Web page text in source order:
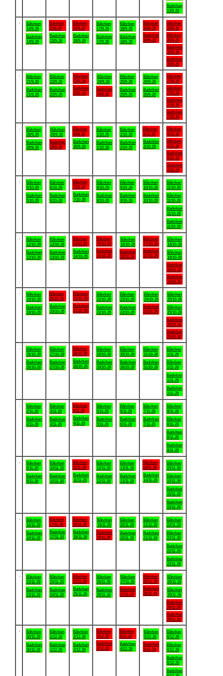
Badviken
13/9-26
Båtviken
14/9-26
Badviken
14/9-26
Båtviken
15/9-26
Badviken
15/9-26
Båtviken
16/9-26
Badviken
16/9-26
Båtviken
17/9-26
Badviken
17/9-26
Båtviken
18/9-26
Badviken
18/9-26
Båtviken
19/9-26
Badviken
19/9-26
Båtviken
20/9-26
Båtviken
20/9-26
Badviken
20/9-26
Badviken
20/9-26
Båtviken
21/9-26
Badviken
21/9-26
Båtviken
22/9-26
Badviken
22/9-26
Båtviken
23/9-26
Badviken
23/9-26
Båtviken
24/9-26
Badviken
24/9-26
Båtviken
25/9-26
Badviken
25/9-26
Båtviken
26/9-26
Badviken
26/9-26
Båtviken
27/9-26
Båtviken
27/9-26
Badviken
27/9-26
Badviken
27/9-26
Båtviken
28/9-26
Badviken
28/9-26
Båtviken
29/9-26
Badviken
29/9-26
Båtviken
30/9-26
Badviken
30/9-26
Båtviken
1/10-26
Badviken
1/10-26
Båtviken
2/10-26
Badviken
2/10-26
Båtviken
3/10-26
Badviken
3/10-26
Båtviken
4/10-26
Båtviken
4/10-26
Badviken
4/10-26
Badviken
4/10-26
Båtviken
5/10-26
Badviken
5/10-26
Båtviken
6/10-26
Badviken
6/10-26
Båtviken
7/10-26
Badviken
7/10-26
Båtviken
8/10-26
Badviken
8/10-26
Båtviken
9/10-26
Badviken
9/10-26
Båtviken
10/10-26
Badviken
10/10-26
Båtviken
11/10-26
Båtviken
11/10-26
Badviken
11/10-26
Badviken
11/10-26
Båtviken
12/10-26
Badviken
12/10-26
Båtviken
13/10-26
Badviken
13/10-26
Båtviken
14/10-26
Badviken
14/10-26
Båtviken
15/10-26
Badviken
15/10-26
Båtviken
16/10-26
Badviken
16/10-26
Båtviken
17/10-26
Badviken
17/10-26
Båtviken
18/10-26
Båtviken
18/10-26
Badviken
18/10-26
Badviken
18/10-26
Båtviken
19/10-26
Badviken
19/10-26
Båtviken
20/10-26
Badviken
20/10-26
Båtviken
21/10-26
Badviken
21/10-26
Båtviken
22/10-26
Badviken
22/10-26
Båtviken
23/10-26
Badviken
23/10-26
Båtviken
24/10-26
Badviken
24/10-26
Båtviken
25/10-26
Båtviken
25/10-26
Badviken
25/10-26
Badviken
25/10-26
Båtviken
26/10-26
Badviken
26/10-26
Båtviken
27/10-26
Badviken
27/10-26
Båtviken
28/10-26
Badviken
28/10-26
Båtviken
29/10-26
Badviken
29/10-26
Båtviken
30/10-26
Badviken
30/10-26
Båtviken
31/10-26
Badviken
31/10-26
Båtviken
1/11-26
Båtviken
1/11-26
Badviken
1/11-26
Badviken
1/11-26
Båtviken
2/11-26
Badviken
2/11-26
Båtviken
3/11-26
Badviken
3/11-26
Båtviken
4/11-26
Badviken
4/11-26
Båtviken
5/11-26
Badviken
5/11-26
Båtviken
6/11-26
Badviken
6/11-26
Båtviken
7/11-26
Badviken
7/11-26
Båtviken
8/11-26
Båtviken
8/11-26
Badviken
8/11-26
Badviken
8/11-26
Båtviken
9/11-26
Badviken
9/11-26
Båtviken
10/11-26
Badviken
10/11-26
Båtviken
11/11-26
Badviken
11/11-26
Båtviken
12/11-26
Badviken
12/11-26
Båtviken
13/11-26
Badviken
13/11-26
Båtviken
14/11-26
Badviken
14/11-26
Båtviken
15/11-26
Båtviken
15/11-26
Badviken
15/11-26
Badviken
15/11-26
Båtviken
16/11-26
Badviken
16/11-26
Båtviken
17/11-26
Badviken
17/11-26
Båtviken
18/11-26
Badviken
18/11-26
Båtviken
19/11-26
Badviken
19/11-26
Båtviken
20/11-26
Badviken
20/11-26
Båtviken
21/11-26
Badviken
21/11-26
Båtviken
22/11-26
Båtviken
22/11-26
Badviken
22/11-26
Badviken
22/11-26
Båtviken
23/11-26
Badviken
23/11-26
Båtviken
24/11-26
Badviken
24/11-26
Båtviken
25/11-26
Badviken
25/11-26
Båtviken
26/11-26
Badviken
26/11-26
Båtviken
27/11-26
Badviken
27/11-26
Båtviken
28/11-26
Badviken
28/11-26
Båtviken
29/11-26
Båtviken
29/11-26
Badviken
29/11-26
Badviken
29/11-26
Båtviken
30/11-26
Badviken
30/11-26
Båtviken
1/12-26
Badviken
1/12-26
Båtviken
2/12-26
Badviken
2/12-26
Båtviken
3/12-26
Badviken
3/12-26
Båtviken
4/12-26
Badviken
4/12-26
Båtviken
5/12-26
Badviken
5/12-26
Båtviken
6/12-26
Båtviken
6/12-26
Badviken
6/12-26
Badviken